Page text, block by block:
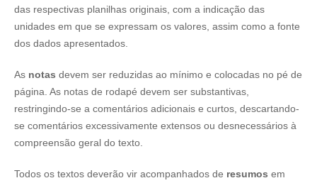
das respectivas planilhas originais, com a indicação das
unidades em que se expressam os valores, assim como a fonte
dos dados apresentados.
As notas devem ser reduzidas ao mínimo e colocadas no pé de
página. As notas de rodapé devem ser substantivas,
restringindo-se a comentários adicionais e curtos, descartando-
se comentários excessivamente extensos ou desnecessários à
compreensão geral do texto.
Todos os textos deverão vir acompanhados de resumos em